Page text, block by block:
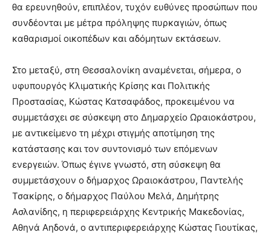
θα ερευνηθούν, επιπλέον, τυχόν ευθύνες προσώπων που
συνδέονται με μέτρα πρόληψης πυρκαγιών, όπως
καθαρισμοί οικοπέδων και αδόμητων εκτάσεων.
Στο μεταξύ, στη Θεσσαλονίκη αναμένεται, σήμερα, ο
υφυπουργός Κλιματικής Κρίσης και Πολιτικής
Προστασίας, Κώστας Κατσαφάδος, προκειμένου να
συμμετάσχει σε σύσκεψη στο Δημαρχείο Ωραιοκάστρου,
με αντικείμενο τη μέχρι στιγμής αποτίμηση της
κατάστασης και τον συντονισμό των επόμενων
ενεργειών. Όπως έγινε γνωστό, στη σύσκεψη θα
συμμετάσχουν ο δήμαρχος Ωραιοκάστρου, Παντελής
Τσακίρης, ο δήμαρχος Παύλου Μελά, Δημήτρης
Ασλανίδης, η περιφερειάρχης Κεντρικής Μακεδονίας,
Αθηνά Αηδονά, ο αντιπεριφερειάρχης Κώστας Γιουτίκας,